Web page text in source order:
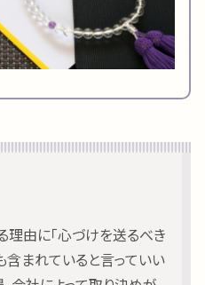
由に「心づけを送るべき
含まれていると言っていい